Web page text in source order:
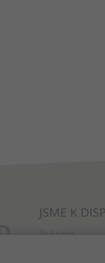
JSME K
ČLÁNKY